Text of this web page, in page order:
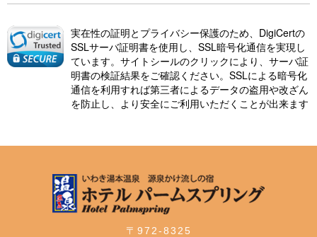
実在性の証明とプライバシー保護のため、DigiCertの
SSLサーバ証明書を使用し、SSL暗号化通信を実現し
ています。サイトシールのクリックにより、サーバ証
明書の検証結果をご確認ください。SSLによる暗号化
通信を利用すれば第三者によるデータの盗用や改ざん
を防止し、より安全にご利用いただくことが出来ます
〒972-8325